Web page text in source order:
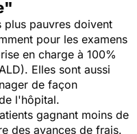
plus pauvres doivent
pour les examens
en charge à 100%
Elles sont aussi
de façon
l'hôpital.
gagnant moins de
des avances de frais.